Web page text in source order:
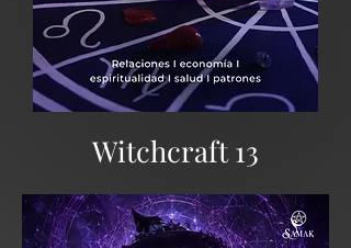
Witchcraft 13